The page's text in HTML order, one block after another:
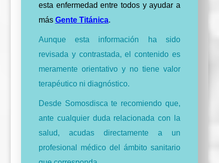
esta enfermedad entre todos y ayudar a
más Gente Titánica.
Aunque esta información ha sido
revisada y contrastada, el contenido es
meramente orientativo y no tiene valor
terapéutico ni diagnóstico.
Desde Somosdisca te recomiendo que,
ante cualquier duda relacionada con la
salud, acudas directamente a un
profesional médico del ámbito sanitario